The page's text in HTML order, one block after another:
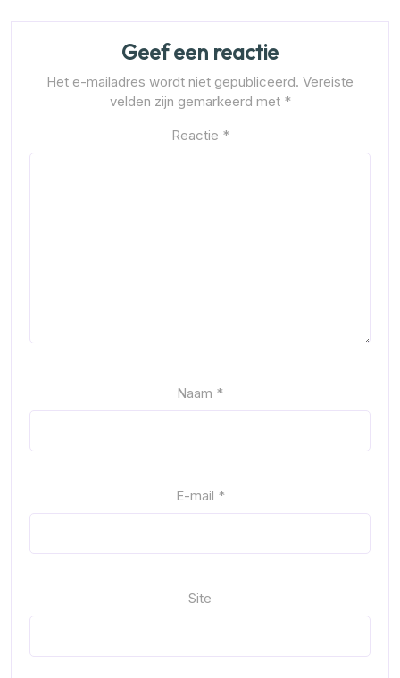
Geef een reactie
Het e-mailadres wordt niet gepubliceerd. Vereiste
velden zijn gemarkeerd met *
Reactie *
Naam *
E-mail *
Site